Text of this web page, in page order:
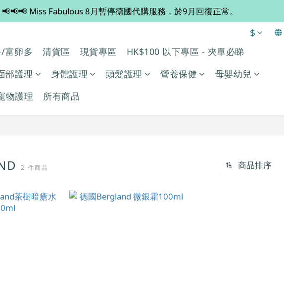
💡 全店滿 $600 免運費，買多件更抵！
📢📢📢 Miss Fabulous 8月暫停德國代購服務，於9月回復正常。
$
富卵多 清貨區 現貨專區
HK$100 以下專區 - 夾單必睇
部護理 身體護理 頭髮護理 營養保健
母嬰幼兒
物護理 所有商品
2 件商品 商品排序